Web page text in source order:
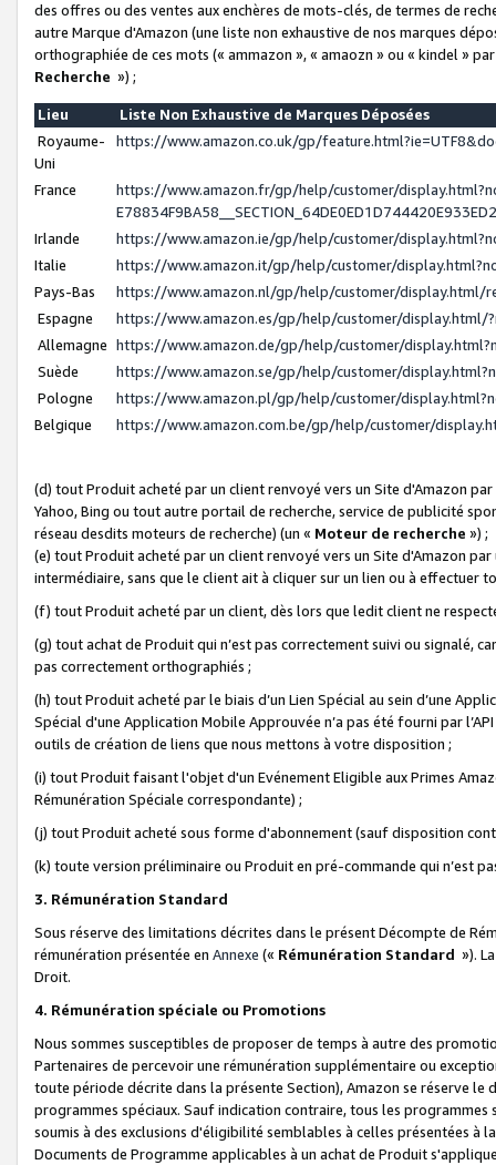
des offres ou des ventes aux enchères de mots-clés, de termes de
autre Marque d'Amazon (une liste non exhaustive de nos marques
orthographiée de ces mots (« ammazon », « amaozn » ou « kindel »
Recherche ») ;
Lieu
Liste Non Exhaustive de Marques Déposées
Royaume-
Uni
https://www.amazon.co.uk/gp/
France
https://www.amazon.fr/gp/help/customer/
Irlande
https://www.amazon.ie/gp/help/customer/
Italie
https://www.amazon.it/gp/help/customer/
Pays-Bas
https://www.amazon.nl/gp/help/customer/display.html/
Espagne
https://www.amazon.es/gp/help/customer/display.html/
Allemagne https://www.amazon.de/gp/help/customer/
Suède
https://www.amazon.se/gp/help/customer/
Pologne
https://www.amazon.pl/gp/help/customer/
Belgique
https://www.amazon.com.be/gp/help/customer/
(d) tout Produit acheté par un client renvoyé vers un Site d'Amazon
Yahoo, Bing ou tout autre portail de recherche, service de publicité
réseau desdits moteurs de recherche) (un « Moteur de recherche ») ;
(e) tout Produit acheté par un client renvoyé vers un Site d'Amazon
intermédiaire, sans que le client ait à cliquer sur un lien ou à
(f) tout Produit acheté par un client, dès lors que ledit client ne
(g) tout achat de Produit qui n’est pas correctement suivi ou signalé,
pas correctement orthographiés ;
(h) tout Produit acheté par le biais d’un Lien Spécial au sein d’une
Spécial d'une Application Mobile Approuvée n’a pas été fourni par
outils de création de liens que nous mettons à votre disposition ;
(i) tout Produit faisant l'objet d'un Evénement Eligible aux Primes
Rémunération Spéciale correspondante) ;
(j) tout Produit acheté sous forme d'abonnement (sauf disposition
(k) toute version préliminaire ou Produit en pré-commande qui n’est
3. Rémunération Standard
Sous réserve des limitations décrites dans le présent Décompte de
rémunération présentée en Annexe (« Rémunération Standard »).
Droit.
4. Rémunération spéciale ou Promotions
Nous sommes susceptibles de proposer de temps à autre des
Partenaires de percevoir une rémunération supplémentaire ou
toute période décrite dans la présente Section), Amazon se réserve
programmes spéciaux. Sauf indication contraire, tous les
soumis à des exclusions d'éligibilité semblables à celles présentées à
Documents de Programme applicables à un achat de Produit